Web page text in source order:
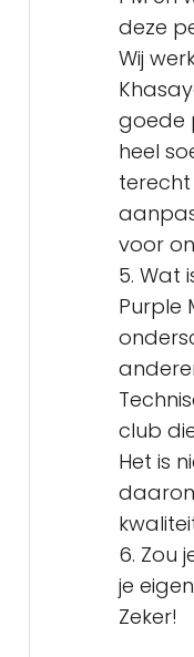
deze
Wij
goede
heel
voor
5. Wat
Purple
club
Het is
6. Zou
je
Zeker!